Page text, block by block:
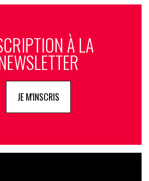
À LA
JE M'INSCRIS